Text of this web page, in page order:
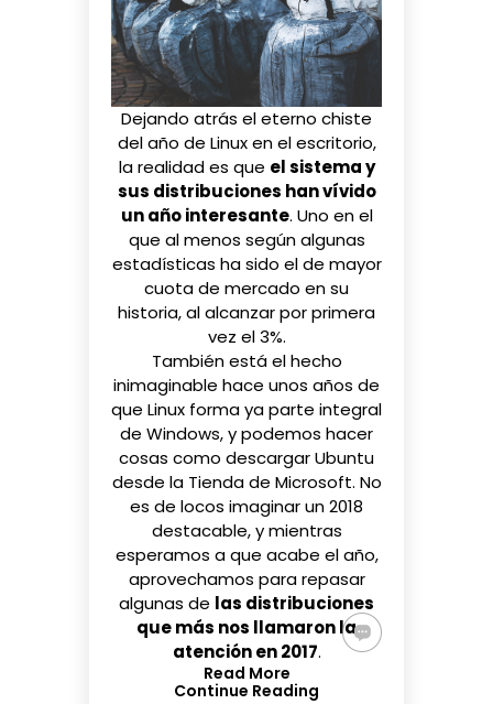
Dejando atrás el eterno chiste
del año de Linux en el escritorio,
la realidad es que el sistema y
sus distribuciones han vívido
un año interesante. Uno en el
que al menos según algunas
estadísticas ha sido el de mayor
cuota de mercado en su
historia, al alcanzar por primera
vez el 3%.
También está el hecho
inimaginable hace unos años de
que Linux forma ya parte integral
de Windows, y podemos hacer
cosas como descargar Ubuntu
desde la Tienda de Microsoft. No
es de locos imaginar un 2018
destacable, y mientras
esperamos a que acabe el año,
aprovechamos para repasar
algunas de las distribuciones
que más nos llamaron la
atención en 2017.
Read More
Continue Reading